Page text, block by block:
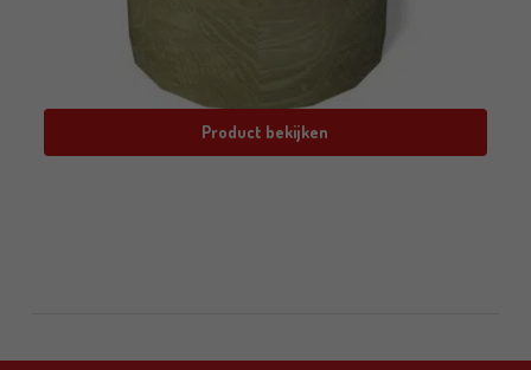
Product bekijken